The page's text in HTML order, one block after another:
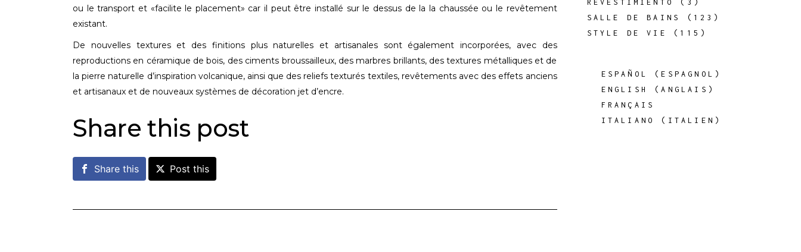
ou le transport et «facilite le placement» car il peut être installé sur le dessus de la la chaussée ou le revêtement
existant.
De nouvelles textures et des finitions plus naturelles et artisanales sont également incorporées, avec des
reproductions en céramique de bois, des ciments broussailleux, des marbres brillants, des textures métalliques et de
la pierre naturelle d’inspiration volcanique, ainsi que des reliefs texturés textiles, revêtements avec des effets anciens
et artisanaux et de nouveaux systèmes de décoration jet d’encre.
Share this post
Share this Post this
REVESTIMIENTO
(3)
SALLE DE BAINS
(123)
STYLE DE VIE
(115)
ESPAÑOL (ESPAGNOL )
ENGLISH
(ANGLAIS )
FRANÇAIS
ITALIANO
( ITALIEN )